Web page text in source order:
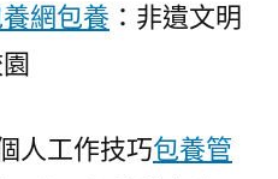
明
推
網包養 ：非遺文明
人工作技巧包養管